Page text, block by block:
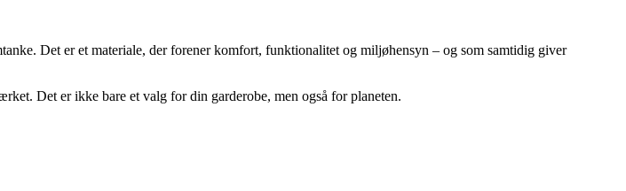
Det er et materiale, der forener komfort, funktionalitet og miljøhensyn – og som samtidig giver
Det er ikke bare et valg for din garderobe, men også for planeten.